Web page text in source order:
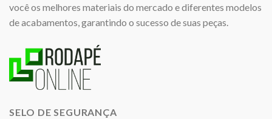
você os melhores materiais do mercado e diferentes modelos
de acabamentos, garantindo o sucesso de suas peças.
SELO DE SEGURANÇA